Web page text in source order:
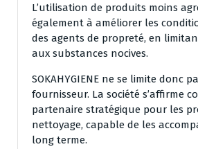
L’utilisation de produits moins
également à améliorer les
des agents de propreté, en
aux substances nocives.
SOKAHYGIENE ne se limite donc
fournisseur. La société s’affirme
partenaire stratégique pour les
nettoyage, capable de les
long terme.